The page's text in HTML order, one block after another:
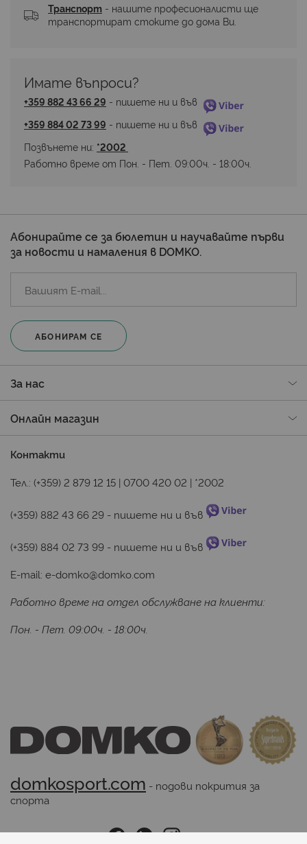
Транспорт - нашите професионалисти ще
транспортират стоките до дома Ви.
Имате въпроси?
+359 882 43 66 29 - пишете ни и във
+359 884 02 73 99 - пишете ни и във
Позвънете ни: *2002
Работно време от Пон. - Пет. 09:00ч. - 18:00ч.
Абонирайте се за бюлетин и научавайте първи
за новости и намаления в DOMKO.
АБОНИРАМ СЕ
За нас
Онлайн магазин
Контакти
Тел.: (+359) 2 879 12 15 | 0700 420 02 | *2002
(+359) 882 43 66 29 - пишете ни и във
(+359) 884 02 73 99 - пишете ни и във
E-mail: e-domko@domko.com
Работно време на отдел обслужване на клиенти:
Пон. - Пет. 09:00ч. - 18:00ч.
domkosport.com - подови покрития за
спорта
Последвайте ни: